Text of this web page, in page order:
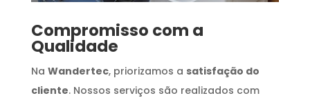
Compromisso com a
Qualidade
Na Wandertec, priorizamos a satisfação do
cliente. Nossos serviços são realizados com